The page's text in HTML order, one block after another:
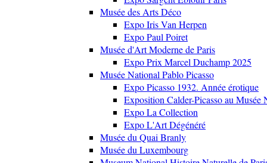
Musée des Arts Déco
Expo Iris Van Herpen
Expo Paul Poiret
Musée d'Art Moderne de Paris
Expo Prix Marcel Duchamp 2025
Musée National Pablo Picasso
Expo Picasso 1932. Année érotique
Exposition Calder-Picasso au Musée
Expo La Collection
Expo L'Art Dégénéré
Musée du Quai Branly
Musée du Luxembourg